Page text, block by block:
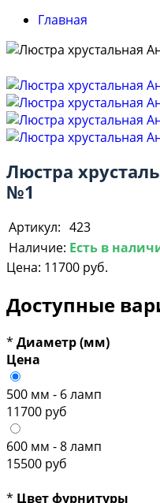
Главная
Люстра
№1
Артикул: 423
Наличие: Есть в
Цена: 11700 руб.
Доступные
* Диаметр (мм)
Цена
500 мм - 6 ламп
11700 руб
600 мм - 8 ламп
15500 руб
* Цвет фурнитуры